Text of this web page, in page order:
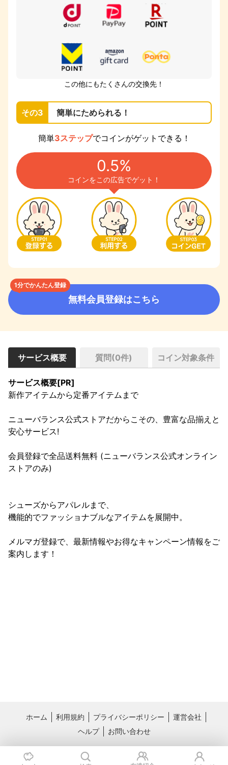
この他にもたくさんの交換先！
その3 簡単にためられる！
簡単3ステップでコインがゲットできる！
0.5%
コインをこの広告でゲット！
1分でかんたん登録
無料会員登録はこちら
サービス概要 質問(0件) コイン対象条件
サービス概要[PR]
新作アイテムから定番アイテムまで
ニューバランス公式ストアだからこその、豊富な品揃えと
安心サービス!
﻿会員登録で全品送料無料 (ニューバランス公式﻿オンライン
ストアのみ)
シューズからアパレルまで、
機能的でファッショナブルなアイテムを展開中。
メルマガ登録で、最新情報やお得なキャンペーン情報をご
案内します！
ホーム 利用規約 プライバシーポリシー
運営会社
ヘルプ
お問い合わせ
料理レシピ動画サービス クラシル
国内最大級のライフスタイル情報サー